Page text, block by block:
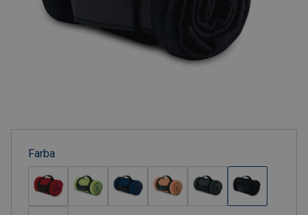
Farba